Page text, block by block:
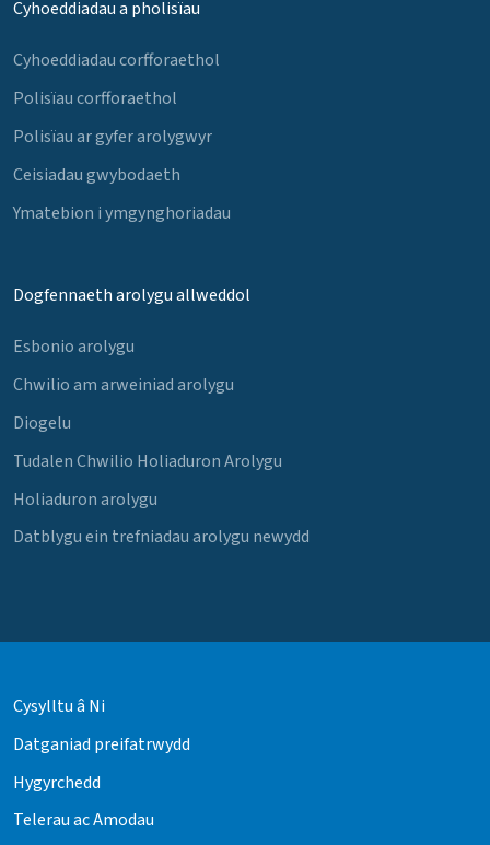
Cyhoeddiadau a pholisïau
Cyhoeddiadau corfforaethol
Polisïau corfforaethol
Polisïau ar gyfer arolygwyr
Ceisiadau gwybodaeth
Ymatebion i ymgynghoriadau
Dogfennaeth arolygu allweddol
Esbonio arolygu
Chwilio am arweiniad arolygu
Diogelu
Tudalen Chwilio Holiaduron Arolygu
Holiaduron arolygu
Datblygu ein trefniadau arolygu newydd
Cysylltu â Ni
Datganiad preifatrwydd
Hygyrchedd
Telerau ac Amodau